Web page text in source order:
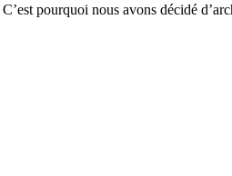
pourquoi nous avons décidé